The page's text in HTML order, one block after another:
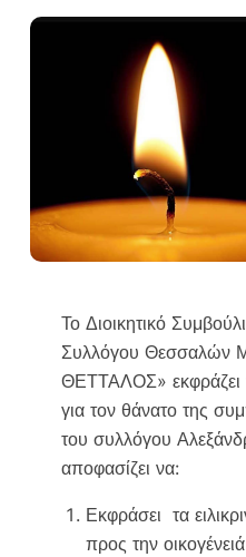
Το Διοικητικό
Συλλόγου Θεσσαλών
ΘΕΤΤΑΛΟΣ» εκφράζει
για τον θάνατο της
του συλλόγου
αποφασίζει να:
Εκφράσει τα
προς την